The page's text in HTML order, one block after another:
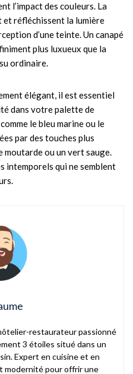
l’impact des couleurs. La
réfléchissent la lumière
d’une teinte. Un canapé
plus luxueux que la
ordinaire.
élégant, il est essentiel
dans votre palette de
le bleu marine ou le
par des touches plus
moutarde ou un vert sauge.
intemporels qui ne semblent
restaurateur passionné
3 étoiles situé dans un
Expert en cuisine et en
modernité pour offrir une